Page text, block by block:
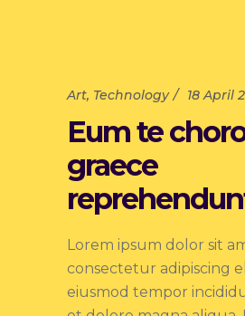
Art, Technology 18 April
Eum te
graece
Lorem ipsum dolor sit
consectetur adipiscing
eiusmod tempor